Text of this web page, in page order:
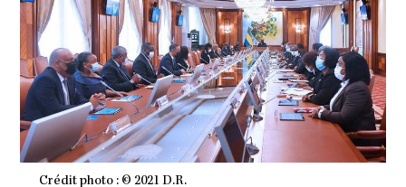
Crédit photo : © 2021 D.R.